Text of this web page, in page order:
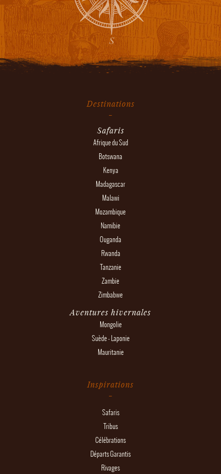
Destinations
Safaris
Afrique du Sud
Botswana
Kenya
Madagascar
Malawi
Mozambique
Namibie
Ouganda
Rwanda
Tanzanie
Zambie
Zimbabwe
Aventures hivernales
Mongolie
Suède - Laponie
Mauritanie
Inspirations
Safaris
Tribus
Célébrations
Départs Garantis
Rivages